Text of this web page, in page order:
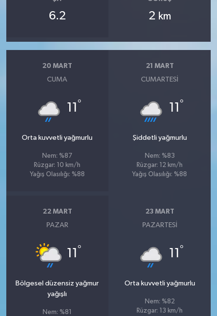
6.2 2 km
20 MART
CUMA
11 °
Orta kuvvetli yağmurlu
Nem: %87
Rüzgar: 10 km/h
Yağış Olasılığı: %88
21 MART
CUMARTESI
11 °
Şiddetli yağmurlu
Nem: %83
Rüzgar: 12 km/h
Yağış Olasılığı: %88
22 MART
PAZAR
11 °
Bölgesel düzensiz yağmur
yağışlı
Nem: %81
23 MART
PAZARTESI
11 °
Orta kuvvetli yağmurlu
Nem: %82
Rüzgar: 13 km/h